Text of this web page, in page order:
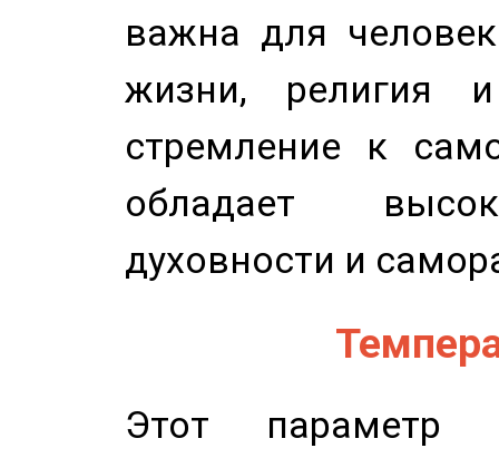
важна для
жизни, религия
стремление к
обладает
духовности и
Этот параметр